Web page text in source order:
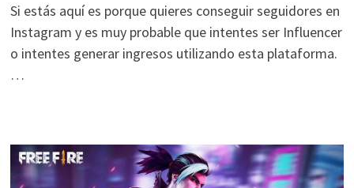
Si estás aquí es porque quieres conseguir seguidores en
Instagram y es muy probable que intentes ser Influencer
o intentes generar ingresos utilizando esta plataforma.
…